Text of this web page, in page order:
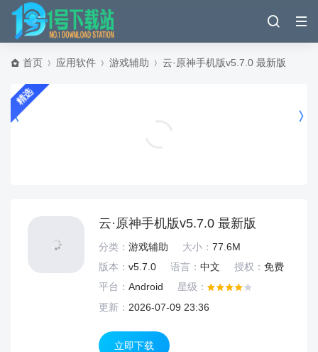
首页 应用软件 游戏辅助 云·原神手机版v5.7.0 最新版
精选
云·原神手机版v5.7.0 最新版
分类： 游戏辅助 大小： 77.6M
版本： v5.7.0 语言： 中文 授权： 免费
平台： Android
星级：
更新： 2026-07-09 23:36
立即下载